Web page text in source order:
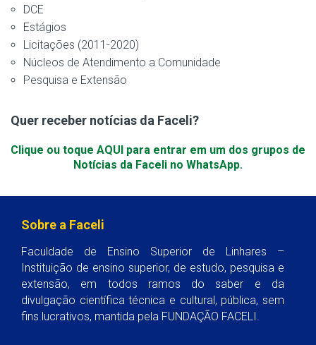
DCE
Estágios
Licitações (2011-2020)
Núcleos de Atendimento a Comunidade
Pesquisa e Extensão
Quer receber notícias da Faceli?
Clique ou toque AQUI para entrar em um dos grupos de
Notícias da Faceli no WhatsApp.
Sobre a Faceli
Faculdade de Ensino Superior de Linhares –
Instituição de ensino superior, de estudo, pesquisa e
extensão, em todos ramos do saber e da
divulgação científica técnica e cultural, pública, sem
fins lucrativos, mantida pela FUNDAÇÃO FACELI.